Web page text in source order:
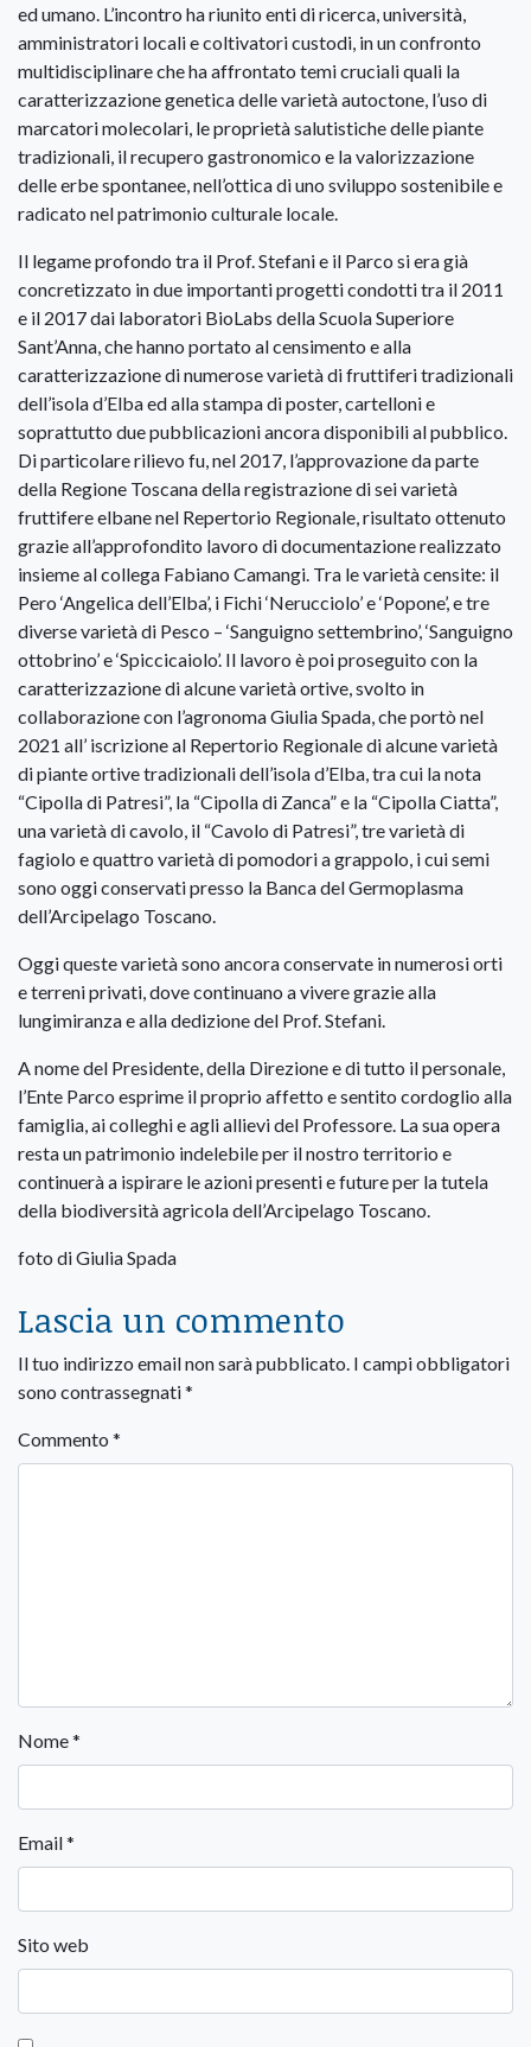
ed umano. L’incontro ha riunito enti di ricerca, università,
amministratori locali e coltivatori custodi, in un confronto
multidisciplinare che ha affrontato temi cruciali quali la
caratterizzazione genetica delle varietà autoctone, l’uso di
marcatori molecolari, le proprietà salutistiche delle piante
tradizionali, il recupero gastronomico e la valorizzazione
delle erbe spontanee, nell’ottica di uno sviluppo sostenibile e
radicato nel patrimonio culturale locale.
Il legame profondo tra il Prof. Stefani e il Parco si era già
concretizzato in due importanti progetti condotti tra il 2011
e il 2017 dai laboratori BioLabs della Scuola Superiore
Sant’Anna, che hanno portato al censimento e alla
caratterizzazione di numerose varietà di fruttiferi tradizionali
dell’isola d’Elba ed alla stampa di poster, cartelloni e
soprattutto due pubblicazioni ancora disponibili al pubblico.
Di particolare rilievo fu, nel 2017, l’approvazione da parte
della Regione Toscana della registrazione di sei varietà
fruttifere elbane nel Repertorio Regionale, risultato ottenuto
grazie all’approfondito lavoro di documentazione realizzato
insieme al collega Fabiano Camangi. Tra le varietà censite: il
Pero ‘Angelica dell’Elba’, i Fichi ‘Nerucciolo’ e ‘Popone’, e tre
diverse varietà di Pesco – ‘Sanguigno settembrino’, ‘Sanguigno
ottobrino’ e ‘Spiccicaiolo’. Il lavoro è poi proseguito con la
caratterizzazione di alcune varietà ortive, svolto in
collaborazione con l’agronoma Giulia Spada, che portò nel
2021 all’ iscrizione al Repertorio Regionale di alcune varietà
di piante ortive tradizionali dell’isola d’Elba, tra cui la nota
“Cipolla di Patresi”, la “Cipolla di Zanca” e la “Cipolla Ciatta”,
una varietà di cavolo, il “Cavolo di Patresi”, tre varietà di
fagiolo e quattro varietà di pomodori a grappolo, i cui semi
sono oggi conservati presso la Banca del Germoplasma
dell’Arcipelago Toscano.
Oggi queste varietà sono ancora conservate in numerosi orti
e terreni privati, dove continuano a vivere grazie alla
lungimiranza e alla dedizione del Prof. Stefani.
A nome del Presidente, della Direzione e di tutto il personale,
l’Ente Parco esprime il proprio affetto e sentito cordoglio alla
famiglia, ai colleghi e agli allievi del Professore. La sua opera
resta un patrimonio indelebile per il nostro territorio e
continuerà a ispirare le azioni presenti e future per la tutela
della biodiversità agricola dell’Arcipelago Toscano.
foto di Giulia Spada
Lascia un commento
Il tuo indirizzo email non sarà pubblicato. I campi obbligatori
sono contrassegnati*
Commento *
Nome*
Email*
Sito web